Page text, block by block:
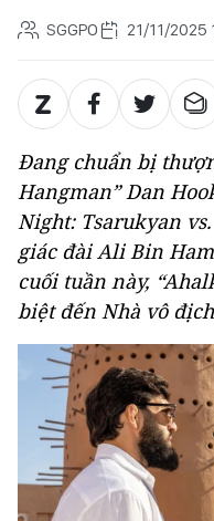
SGGPO 21/11/2025
Đang chuẩn bị
Hangman” Dan
Night: Tsarukyan
giác đài Ali Bin
cuối tuần này,
biệt đến Nhà vô